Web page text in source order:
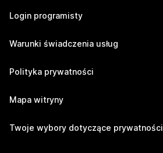
Login programisty
Warunki świadczenia usług
Polityka prywatności
Mapa witryny
Twoje wybory dotyczące prywatności